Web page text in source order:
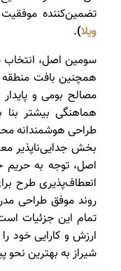
تضمین‌کننده
ویلا)
.
سومین اصل،
همچنین بافت منطقه
مصالح بومی و
هماهنگی بیشتر
طراحی هوشمندانه
بخش جدایی‌ناپذیر
اصل، توجه به
انعطاف‌پذیری طرح
روند موفق طراحی
تمام این جزئیات
ارزش و کارایی خود
شیراز به بهترین نحو